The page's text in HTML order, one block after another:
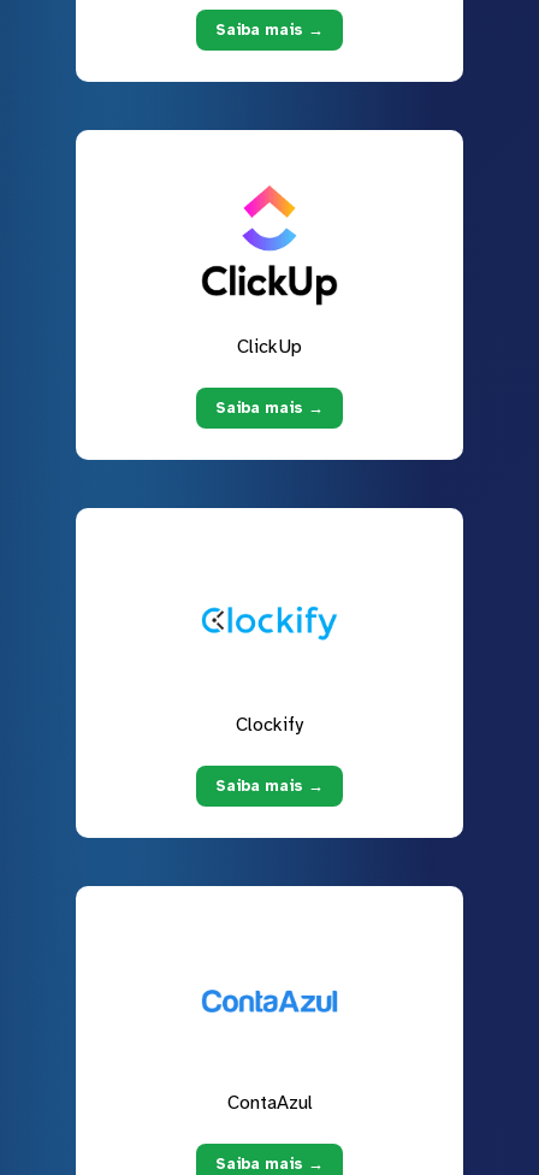
Saiba mais →
ClickUp
Saiba mais →
Clockify
Saiba mais →
ContaAzul
Saiba mais →